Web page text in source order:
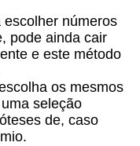
números
pode ainda cair
e este método
os mesmos
seleção
de, caso